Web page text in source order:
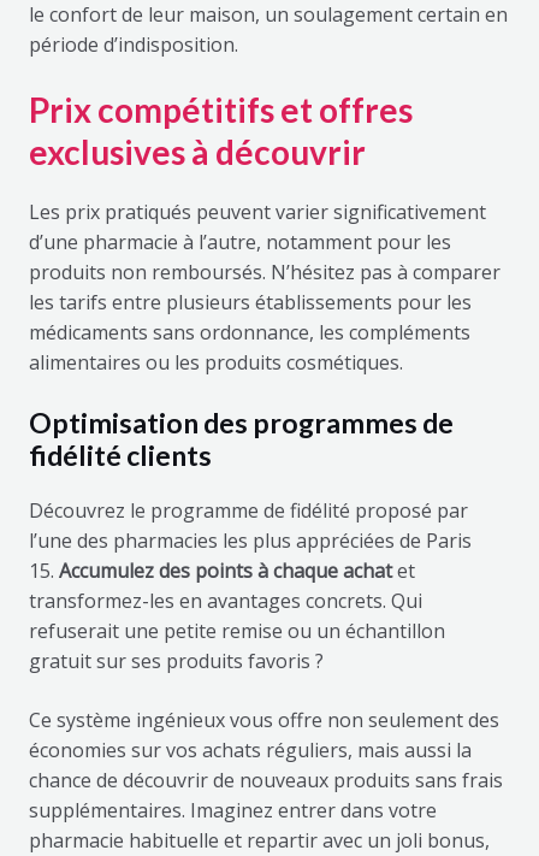
le confort de leur maison, un soulagement certain en
période d’indisposition.
Prix compétitifs et offres
exclusives à découvrir
Les prix pratiqués peuvent varier significativement
d’une pharmacie à l’autre, notamment pour les
produits non remboursés. N’hésitez pas à comparer
les tarifs entre plusieurs établissements pour les
médicaments sans ordonnance, les compléments
alimentaires ou les produits cosmétiques.
Optimisation des programmes de
fidélité clients
Découvrez le programme de fidélité proposé par
l’une des pharmacies les plus appréciées de Paris
15. Accumulez des points à chaque achatet
transformez-les en avantages concrets. Qui
refuserait une petite remise ou un échantillon
gratuit sur ses produits favoris ?
Ce système ingénieux vous offre non seulement des
économies sur vos achats réguliers, mais aussi la
chance de découvrir de nouveaux produits sans frais
supplémentaires. Imaginez entrer dans votre
pharmacie habituelle et repartir avec un joli bonus,